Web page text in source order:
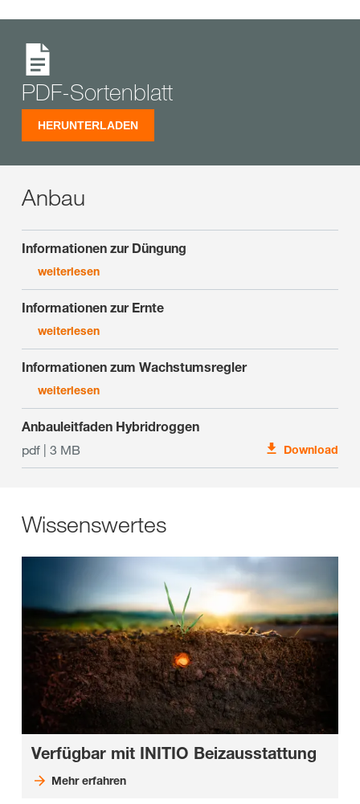
PDF-Sortenblatt
HERUNTERLADEN
Anbau
Informationen zur Düngung
weiterlesen
Informationen zur Ernte
weiterlesen
Informationen zum Wachstumsregler
weiterlesen
Anbauleitfaden Hybridroggen
pdf | 3 MB
Download
Wissenswertes
Verfügbar mit INITIO Beizausstattung
Mehr erfahren